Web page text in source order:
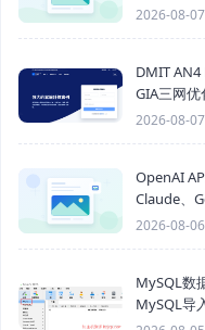
2026-08-07
DMIT
GIA三网
2026-08-07
OpenAI
Claude、
2026-08-06
MySQL数
MySQL导